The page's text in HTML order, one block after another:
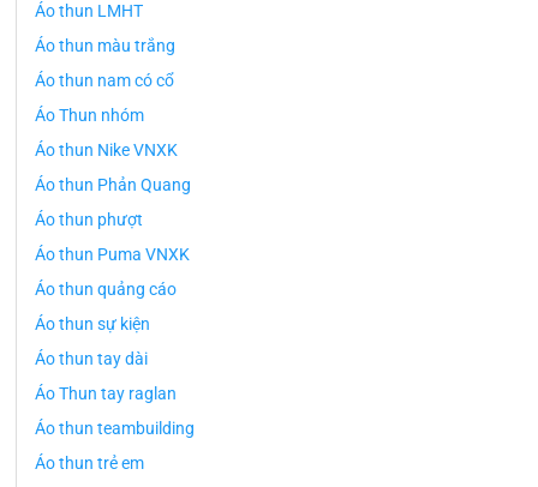
Áo thun LMHT
Áo thun màu trắng
Áo thun nam có cổ
Áo Thun nhóm
Áo thun Nike VNXK
Áo thun Phản Quang
Áo thun phượt
Áo thun Puma VNXK
Áo thun quảng cáo
Áo thun sự kiện
Áo thun tay dài
Áo Thun tay raglan
Áo thun teambuilding
Áo thun trẻ em